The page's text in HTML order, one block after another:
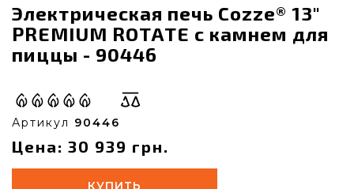
Электрическая печь Cozze® 13"
PREMIUM ROTATE с камнем для
пиццы - 90446
Артикул 90446
Цена: 30 939 грн.
КУПИТЬ